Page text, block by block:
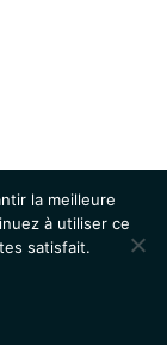
la meilleure
à utiliser ce
satisfait.